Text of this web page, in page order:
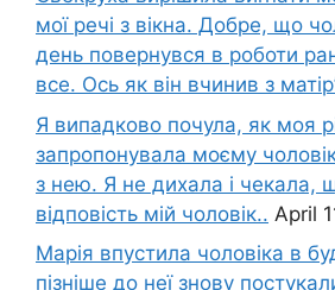
мої речі з вікна. Добре, що
день повернувся в роботи
все. Ось як він вчинив з
Я випадково почула, як моя
запропонувала моєму
з нею. Я не дихала і чекала,
відповість мій чоловік.. April
Марія впустила чоловіка в
пізніше до неї знову